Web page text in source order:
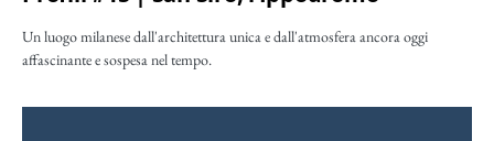
Un luogo milanese dall'architettura unica e dall'atmosfera ancora oggi
affascinante e sospesa nel tempo.